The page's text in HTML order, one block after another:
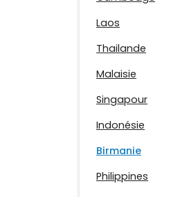
Laos
Thailande
Malaisie
Singapour
Indonésie
Birmanie
Philippines